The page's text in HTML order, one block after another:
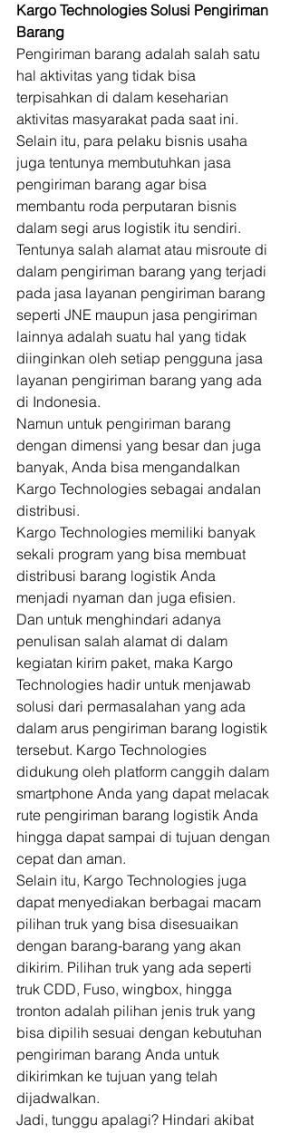
Kargo Technologies Solusi Pengiriman
Barang
Pengiriman barang adalah salah satu
hal aktivitas yang tidak bisa
terpisahkan di dalam keseharian
aktivitas masyarakat pada saat ini.
Selain itu, para pelaku bisnis usaha
juga tentunya membutuhkan jasa
pengiriman barang agar bisa
membantu roda perputaran bisnis
dalam segi arus logistik itu sendiri.
Tentunya salah alamat atau misroute di
dalam pengiriman barang yang terjadi
pada jasa layanan pengiriman barang
seperti JNE maupun jasa pengiriman
lainnya adalah suatu hal yang tidak
diinginkan oleh setiap pengguna jasa
layanan pengiriman barang yang ada
di Indonesia.
Namun untuk pengiriman barang
dengan dimensi yang besar dan juga
banyak, Anda bisa mengandalkan
Kargo Technologies sebagai andalan
distribusi.
Kargo Technologies memiliki banyak
sekali program yang bisa membuat
distribusi barang logistik Anda
menjadi nyaman dan juga efisien.
Dan untuk menghindari adanya
penulisan salah alamat di dalam
kegiatan kirim paket, maka Kargo
Technologies hadir untuk menjawab
solusi dari permasalahan yang ada
dalam arus pengiriman barang logistik
tersebut. Kargo Technologies
didukung oleh platform canggih dalam
smartphone Anda yang dapat melacak
rute pengiriman barang logistik Anda
hingga dapat sampai di tujuan dengan
cepat dan aman.
Selain itu, Kargo Technologies juga
dapat menyediakan berbagai macam
pilihan truk yang bisa disesuaikan
dengan barang-barang yang akan
dikirim. Pilihan truk yang ada seperti
truk CDD, Fuso, wingbox, hingga
tronton adalah pilihan jenis truk yang
bisa dipilih sesuai dengan kebutuhan
pengiriman barang Anda untuk
dikirimkan ke tujuan yang telah
dijadwalkan.
Jadi, tunggu apalagi? Hindari akibat